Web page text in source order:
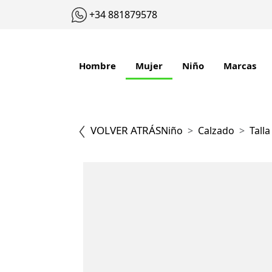
+34 881879578
Hombre Mujer Niño Marcas
VOLVER ATRÁSNiño Calzado